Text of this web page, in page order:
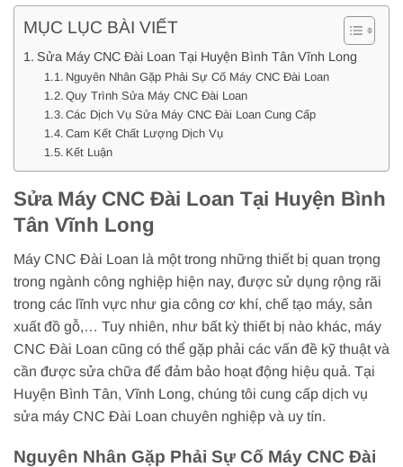
MỤC LỤC BÀI VIẾT
Sửa Máy CNC Đài Loan Tại Huyện Bình Tân Vĩnh Long
Nguyên Nhân Gặp Phải Sự Cố Máy CNC Đài Loan
Quy Trình Sửa Máy CNC Đài Loan
Các Dịch Vụ Sửa Máy CNC Đài Loan Cung Cấp
Cam Kết Chất Lượng Dịch Vụ
Kết Luận
Sửa Máy CNC Đài Loan Tại Huyện Bình
Tân Vĩnh Long
Máy CNC Đài Loan là một trong những thiết bị quan trọng
trong ngành công nghiệp hiện nay, được sử dụng rộng rãi
trong các lĩnh vực như gia công cơ khí, chế tạo máy, sản
xuất đồ gỗ,… Tuy nhiên, như bất kỳ thiết bị nào khác, máy
CNC Đài Loan cũng có thể gặp phải các vấn đề kỹ thuật và
cần được sửa chữa để đảm bảo hoạt động hiệu quả. Tại
Huyện Bình Tân, Vĩnh Long, chúng tôi cung cấp dịch vụ
sửa máy CNC Đài Loan chuyên nghiệp và uy tín.
Nguyên Nhân Gặp Phải Sự Cố Máy CNC Đài